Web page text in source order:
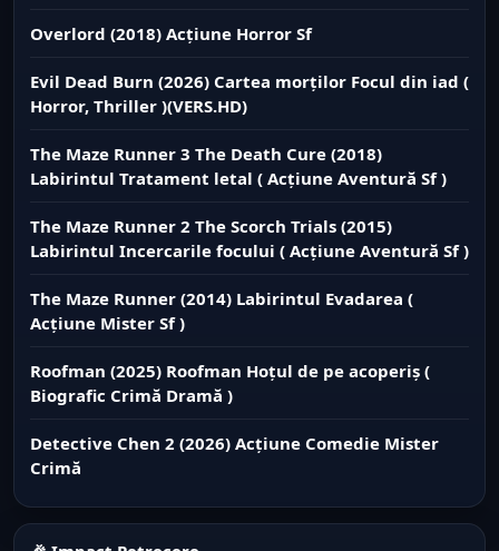
Overlord (2018) Acțiune Horror Sf
Evil Dead Burn (2026) Cartea morților Focul din iad (
Horror, Thriller )(VERS.HD)
The Maze Runner 3 The Death Cure (2018)
Labirintul Tratament letal ( Acțiune Aventură Sf )
The Maze Runner 2 The Scorch Trials (2015)
Labirintul Incercarile focului ( Acțiune Aventură Sf )
The Maze Runner (2014) Labirintul Evadarea (
Acțiune Mister Sf )
Roofman (2025) Roofman Hoțul de pe acoperiș (
Biografic Crimă Dramă )
Detective Chen 2 (2026) Acțiune Comedie Mister
Crimă